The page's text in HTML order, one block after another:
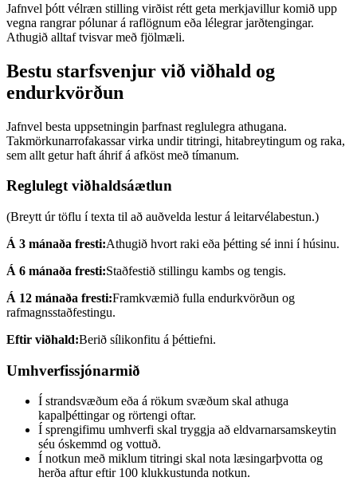
Jafnvel þótt vélræn stilling virðist rétt geta merkjavillur komið upp
vegna rangrar pólunar á raflögnum eða lélegrar jarðtengingar.
Athugið alltaf tvisvar með fjölmæli.
Bestu starfsvenjur við viðhald og
endurkvörðun
Jafnvel besta uppsetningin þarfnast reglulegra athugana.
Takmörkunarrofakassar virka undir titringi, hitabreytingum og raka,
sem allt getur haft áhrif á afköst með tímanum.
Reglulegt viðhaldsáætlun
(Breytt úr töflu í texta til að auðvelda lestur á leitarvélabestun.)
Á 3 mánaða fresti:Athugið hvort raki eða þétting sé inni í húsinu.
Á 6 mánaða fresti:Staðfestið stillingu kambs og tengis.
Á 12 mánaða fresti:Framkvæmið fulla endurkvörðun og
rafmagnsstaðfestingu.
Eftir viðhald:Berið sílikonfitu á þéttiefni.
Umhverfissjónarmið
Í strandsvæðum eða á rökum svæðum skal athuga
kapalþéttingar og rörtengi oftar.
Í sprengifimu umhverfi skal tryggja að eldvarnarsamskeytin
séu óskemmd og vottuð.
Í notkun með miklum titringi skal nota læsingarþvotta og
herða aftur eftir 100 klukkustunda notkun.